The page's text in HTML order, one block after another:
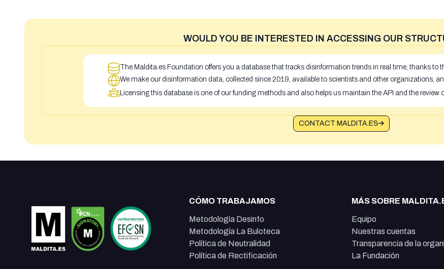
WOULD YOU BE INTERESTED IN ACCESSING OUR
The Maldita.es Foundation offers you a database that tracks disinformation trends in real time, thanks to
We make our disinformation data, collected since 2019, available to scientists and other organizations,
Licensing this database is one of our funding methods and also helps us maintain the API and the review
CONTACT MALDITA.ES
CÓMO TRABAJAMOS
Metodología Desinfo
Metodología La Buloteca
Política de Neutralidad
Política de Rectificación
MÁS SOBRE
Equipo
Nuestras cuentas
Transparencia de la
La Fundación